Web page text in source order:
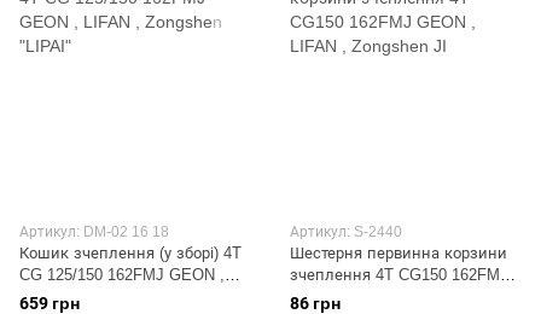
Артикул: DM-02 16 18
Кошик зчеплення (у зборі) 4T
CG 125/150 162FMJ GEON ,
LIFAN , Zongshen "LIPAI"
659 грн
Артикул: S-2440
Шестерня первинна корзини
зчеплення 4T CG150 162FMJ
GEON , LIFAN , Zongshen JI
86 грн